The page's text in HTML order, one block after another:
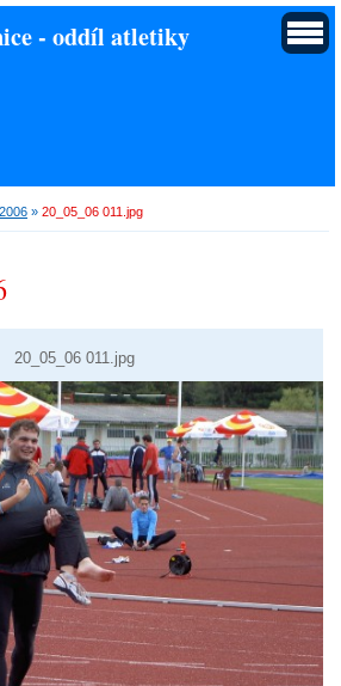
- oddíl atletiky
» 20_05_06 011.jpg
20_05_06 011.jpg